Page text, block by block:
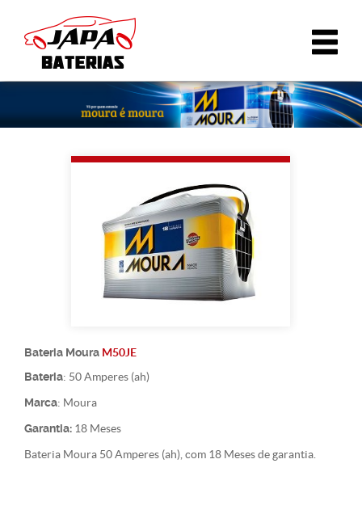
Bateria Moura M50JE
Bateria: 50 Amperes (ah)
Marca: Moura
Garantia: 18 Meses
Bateria Moura 50 Amperes (ah), com 18 Meses de garantia.